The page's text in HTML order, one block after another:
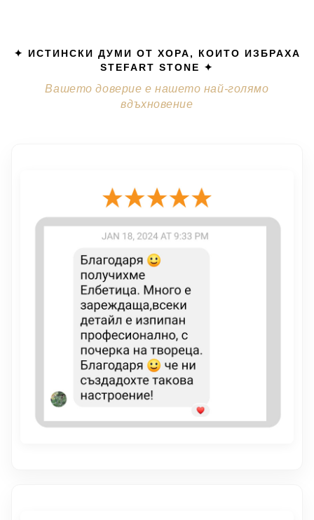
✦ ИСТИНСКИ ДУМИ ОТ ХОРА, КОИТО ИЗБРАХА
STEFART STONE ✦
Вашето доверие е нашето най-голямо
вдъхновение